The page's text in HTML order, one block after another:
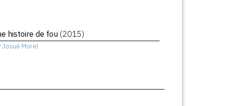
histoire de fou (2015)
Josué Morel